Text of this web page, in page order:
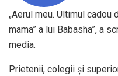
„Aerul meu. Ultimul
mama” a lui Babasha”, a
media.
Prietenii, colegii și